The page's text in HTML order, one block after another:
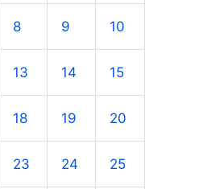
8 9 10
13 14 15
18 19 20
23 24 25